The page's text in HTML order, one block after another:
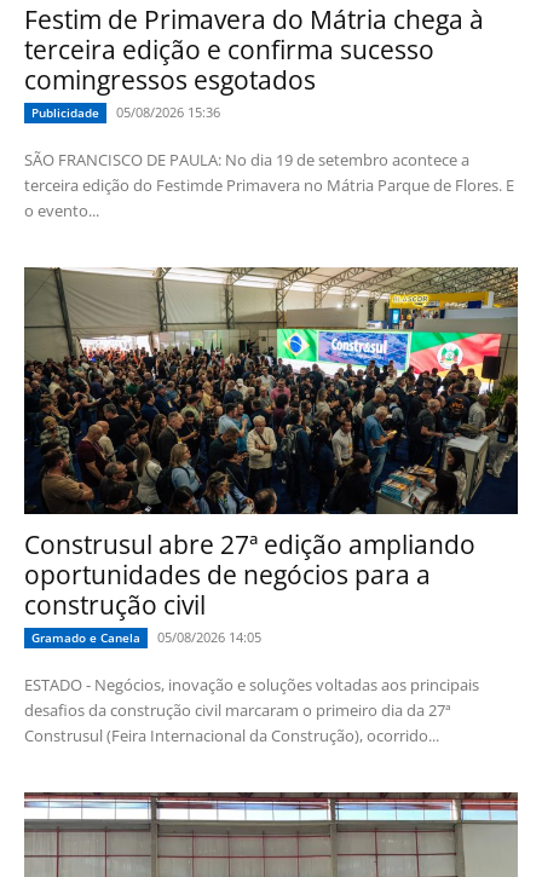
Festim de Primavera do Mátria chega à
terceira edição e confirma sucesso
comingressos esgotados
Publicidade 05/08/2026 15:36
SÃO FRANCISCO DE PAULA: No dia 19 de setembro acontece a
terceira edição do Festimde Primavera no Mátria Parque de Flores. E
o evento...
Construsul abre 27ª edição ampliando
oportunidades de negócios para a
construção civil
Gramado e Canela 05/08/2026 14:05
ESTADO - Negócios, inovação e soluções voltadas aos principais
desafios da construção civil marcaram o primeiro dia da 27ª
Construsul (Feira Internacional da Construção), ocorrido...